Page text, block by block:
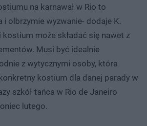
na karnawał w Rio to
i olbrzymie wyzwanie- dodaje K.
może składać się nawet z
Musi być idealnie
z wytycznymi osoby, która
kostium dla danej parady w
szkół tańca w Rio de Janeiro
lutego.